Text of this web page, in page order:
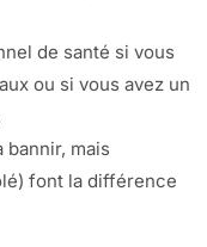
de santé si vous
ou si vous avez un
bannir, mais
font la différence